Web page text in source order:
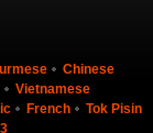
Chinese
Vietnamese
French
Tok Pisin